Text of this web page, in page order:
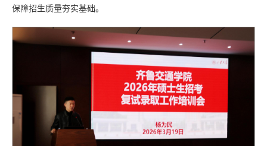
保障招生质量夯实基础。